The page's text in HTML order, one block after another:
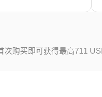
次购买即可获得最高711